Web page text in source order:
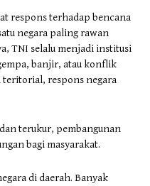
respons terhadap bencana
negara paling rawan
TNI selalu menjadi institusi
banjir, atau konflik
teritorial, respons negara
terukur, pembangunan
bagi masyarakat.
di daerah. Banyak